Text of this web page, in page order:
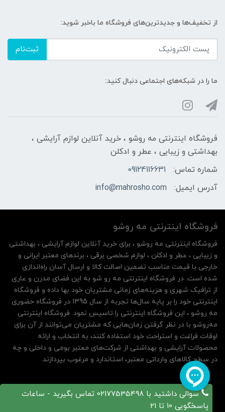
از تخفیف‌ها و جدیدترین‌های فروشگاه ما باخبر شوید:
ثبت‌نام
ما را در شبکه‌های اجتماعی دنبال کنید:
فروشگاه اینترنتی مه‌ رو‌شو ، خرید آنلاین لوازم آرایشی ،
بهداشتی و زیبایی ، عطر و ادکلن
شماره تماس:
09124116631
آدرس ایمیل:
info@mahrosho.com
سوالی داشتید با 02177535498 تماس بگیرید - ساعات
پاسخگویی 10 تا 21
فروشگاه اینترنتی مه‌ رو‌شو
فروشگاه اینترنتی مه‌ رو‌شو ، برای خرید آنلاین لوازم آرایشی ، بهداشتی
و زیبایی ، عطر و ادکلن ، لوازم شخصی برقی ، برندهای معتبر ایرانی و
خارجی با قیمت مناسب تضمین اصالت کالا و ارسال آسان راه‌اندازی
شده است. در فروشگاه اینترنتی مه رو شو به این فضای مدرن و عاری
از ترافیک شهری و هزینه‌های زمانی مشتریان خود بها داده و فروشگاه
اینترنتی خود را بر پایه سال‌ها تجربه از سال 1395 در فروشگاه حضوری
مه روشو ، این فروشگاه اینترنتی را تاسیس نمود. فروشگاه اینترنتی
مه‌رو‌شو با در نظر گرفتن زمان‌هایی که مشتریان می‌توانند از آن‌ برای
اوقات فراغت و استراحت خود استفاده کنند، به انتخاب و ارائه
محصولات آرایشی و بهداشتی از شرکت‌های معتبر بومی و داخلی و چه
در سطح کالاهای وارداتی معتبر، استاندارد و مرغوب بپردازند.